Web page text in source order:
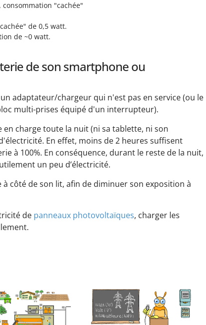
"cachée"
de 0,5 watt.
de ~0 watt.
de son smartphone ou
adaptateur/chargeur qui n'est pas en service (ou le
multi-prises équipé d'un interrupteur).
charge toute la nuit (ni sa tablette, ni son
En effet, moins de 2 heures suffisent
à 100%. En conséquence, durant le reste de la nuit,
un peu d’électricité.
côté de son lit, afin de diminuer son exposition à
de panneaux photovoltaïques, charger les